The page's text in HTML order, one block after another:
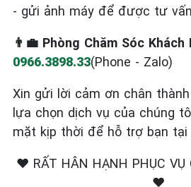
- gửi ảnh máy để được tư
👨‍💼 Phòng Chăm Sóc Khách
0966.3898.33(Phone - Zalo)
Xin gửi lời cảm ơn chân
lựa chọn dịch vụ của chúng
mặt kịp thời để hỗ trợ bạn tại
❤️ RẤT HÂN HẠNH PHỤC VỤ
❤️